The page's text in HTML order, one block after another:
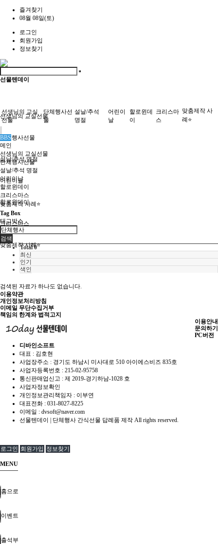
즐겨찾기
08월 08일(토)
로그인
회원가입
정보찾기
선물텐데이
선생님의 교실선물
단체행사선물
설날/추석 명절
어린이날
할로윈데이
크리스마스
맞춤제작 사례⭐
선생님의 교실
선물
단체행사선
물
설날/추석
명절
어린이
날
할로윈데
이
크리스마
스
맞춤제작 사
례⭐
BBS
메인
선생님의 교실선물
단체행사선물
설날/추석 명절
어린이날
할로윈데이
크리스마스
맞춤제작 사례⭐
Tag Box
태그박스
검색
Total 0
최신
인기
색인
검색된 자료가 하나도 없습니다.
이용약관
개인정보처리방침
이메일 무단수집거부
책임의 한계와 법적고지
이용안내
문의하기
PC버전
디바인소프트
대표 : 김호현
사업장주소 : 경기도 하남시 미사대로 510 아이에스비즈 835호
사업자등록번호 : 215-02-95758
통신판매업신고 : 제 2019-경기하남-1028 호
사업자정보확인
개인정보관리책임자 : 이부연
대표전화 : 031-8027-8225
이메일 : dvsoft@naver.com
선물텐데이 | 단체행사 간식선물 답례품 제작 All rights reserved.
로그인 회원가입 정보찾기
MENU
홈으로
이벤트
출석부